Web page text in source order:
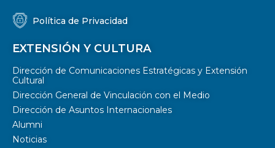
Política de Privacidad
EXTENSIÓN Y CULTURA
Dirección de Comunicaciones Estratégicas y Extensión
Cultural
Dirección General de Vinculación con el Medio
Dirección de Asuntos Internacionales
Alumni
Noticias